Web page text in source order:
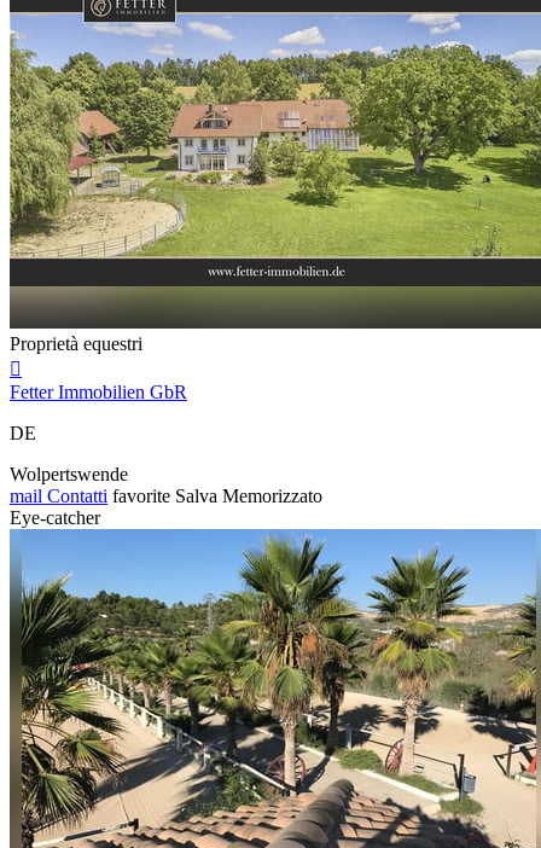
Proprietà equestri

Fetter Immobilien GbR
DE
Wolpertswende
mail Contatti favorite Salva Memorizzato
Eye-catcher